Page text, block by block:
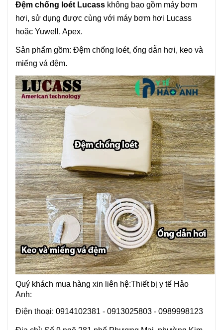
Đệm chống loét Lucass không bao gồm máy bơm
hơi, sử dụng được cùng với máy bơm hơi Lucass
hoặc Yuwell , Apex.
Sản phẩm gồm: Đệm chống loét, ống dẫn hơi, keo và
miếng vá đệm.
Quý khách mua hàng xin liên hệ:Thiết bị y tế Hảo
Anh:
Điện thoại: 0914102381 - 0913025803 - 0989998123